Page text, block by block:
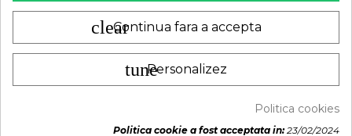
ADAUGA IN COS
© 2014-2024 -
clearContinua fara a accepta
tunePersonalizez
Politica cookies
Politica cookie a fost acceptata in:23/02/2024